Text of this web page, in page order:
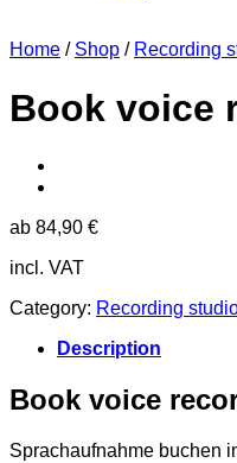
Home / Shop / Recording
Book voice
ab 84,90 €
incl. VAT
Category: Recording
Description
Book voice
Sprachaufnahme buchen